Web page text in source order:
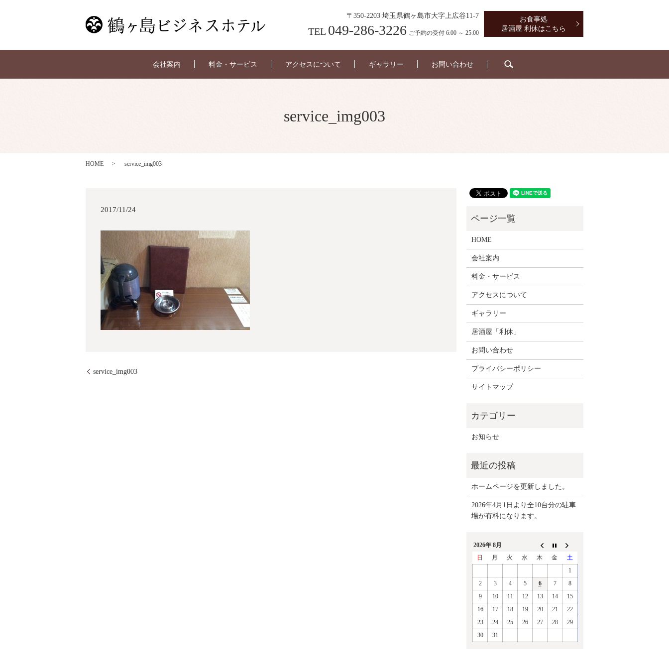
〒350-2203 埼玉県鶴ヶ島市大字上広谷11-7
TEL 049-286-3226 ご予約の受付 6:00 ～ 25:00
お食事処
居酒屋 利休はこちら
会社案内 料金・サービス アクセスについて ギャラリー お問い合わせ
service_img003
HOME service_img003
2017/11/24
service_img003
HOME
会社案内
料金・サービス
アクセスについて
ギャラリー
居酒屋「利休」
お問い合わせ
プライバシーポリシー
サイトマップ
お知らせ
ホームページを更新しました。
2026年4月1日より全10台分の駐車
場が有料になります。
2026年 8月
日
月 火 水 木 金
土
1
2
3 4 5 6 7
8
9
10 11 12 13 14
15
16
17 18 19 20 21
22
23
24 25 26 27 28
29
30
31